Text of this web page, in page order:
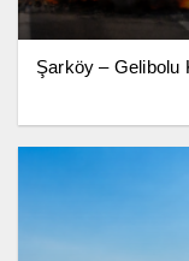
Şarköy – Gelibolu